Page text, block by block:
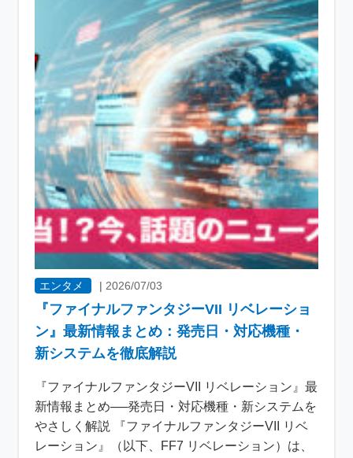
エンタメ | 2026/07/03
『ファイナルファンタジーVII リベレーショ
ン』最新情報まとめ：発売日・対応機種・
新システムを徹底解説
『ファイナルファンタジーVII リベレーション』最
新情報まとめ──発売日・対応機種・新システムを
やさしく解説 『ファイナルファンタジーVII リベ
レーション』（以下、FF7 リベレーション）は、